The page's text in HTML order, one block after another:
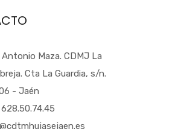
Antonio Maza. CDMJ La
Cta La Guardia, s/n.
- Jaén